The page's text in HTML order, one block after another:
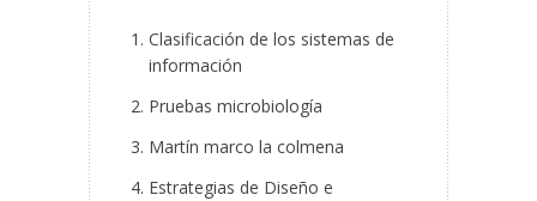
Clasificación de los sistemas de
información
Pruebas microbiología
Martín marco la colmena
Estrategias de Diseño e